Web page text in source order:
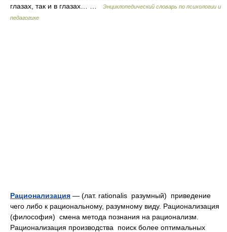
глазах, так и в глазах… …
Энциклопедический словарь по психологии и
педагогике
Рационализация — (лат. rationalis разумный) приведение
чего либо к рациональному, разумному виду. Рационализация
(философия) смена метода познания на рационализм.
Рационализация производства поиск более оптимальных